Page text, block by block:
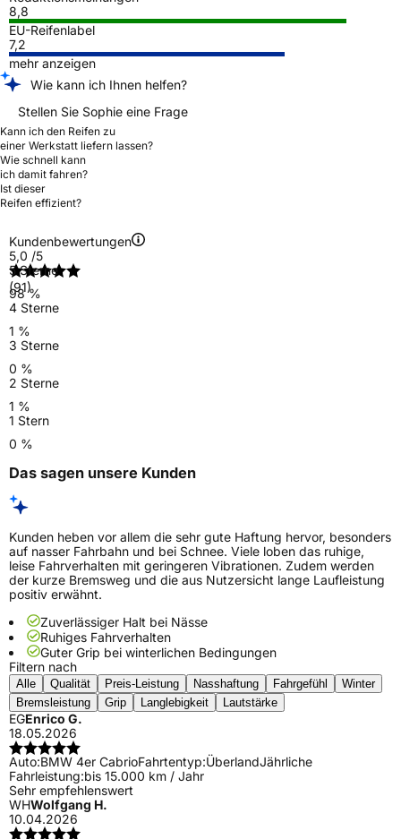
8,8
EU-Reifenlabel
7,2
mehr anzeigen
Wie kann ich Ihnen helfen?
Stellen Sie Sophie eine Frage
Kann ich den Reifen zu
einer Werkstatt liefern lassen?
Wie schnell kann
ich damit fahren?
Ist dieser
Reifen effizient?
Kundenbewertungen
5,0 /5
(91)
5 Sterne
98 %
4 Sterne
1 %
3 Sterne
0 %
2 Sterne
1 %
1 Stern
0 %
Das sagen unsere Kunden
Kunden heben vor allem die sehr gute Haftung hervor, besonders
auf nasser Fahrbahn und bei Schnee. Viele loben das ruhige,
leise Fahrverhalten mit geringeren Vibrationen. Zudem werden
der kurze Bremsweg und die aus Nutzersicht lange Laufleistung
positiv erwähnt.
Zuverlässiger Halt bei Nässe
Ruhiges Fahrverhalten
Guter Grip bei winterlichen Bedingungen
Filtern nach
Alle Qualität Preis-Leistung Nasshaftung Fahrgefühl
Winter
Bremsleistung
Grip Langlebigkeit Lautstärke
EGEnrico G.
18.05.2026
Auto:BMW 4er CabrioFahrtentyp:ÜberlandJährliche
Fahrleistung:bis 15.000 km / Jahr
Sehr empfehlenswert
WHWolfgang H.
10.04.2026